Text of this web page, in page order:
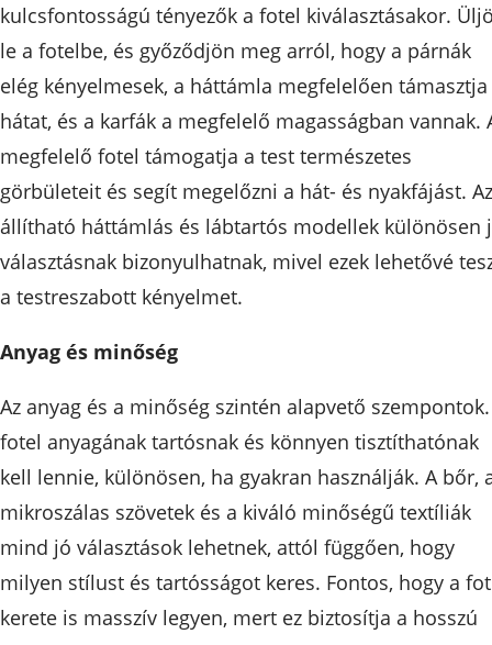
kulcsfontosságú tényezők a fotel kiválasztásakor.
le a fotelbe, és győződjön meg arról, hogy a párnák
elég kényelmesek, a háttámla megfelelően támasztja
hátat, és a karfák a megfelelő magasságban vannak.
megfelelő fotel támogatja a test természetes
görbületeit és segít megelőzni a hát- és nyakfájást. Az
állítható háttámlás és lábtartós modellek különösen
választásnak bizonyulhatnak, mivel ezek lehetővé
a testreszabott kényelmet.
Anyag és minőség
Az anyag és a minőség szintén alapvető
fotel anyagának tartósnak és könnyen tisztíthatónak
kell lennie, különösen, ha gyakran használják. A bőr,
mikroszálas szövetek és a kiváló minőségű textíliák
mind jó választások lehetnek, attól függően, hogy
milyen stílust és tartósságot keres. Fontos, hogy a
kerete is masszív legyen, mert ez biztosítja a hosszú